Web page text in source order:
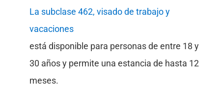
La subclase 462, visado de trabajo y
vacaciones
está disponible para personas de entre 18 y
30 años y permite una estancia de hasta 12
meses.